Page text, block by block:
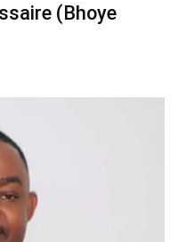
(Bhoye